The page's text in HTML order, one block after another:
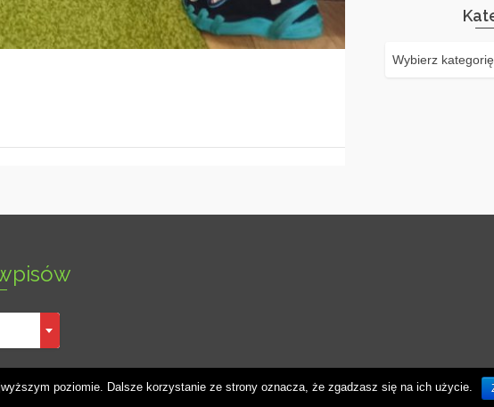
Wybierz kategorię
poziomie. Dalsze korzystanie ze strony oznacza, że zgadzasz się na ich użycie.